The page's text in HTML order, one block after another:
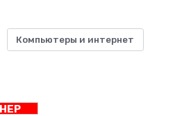
Компьютеры и интернет